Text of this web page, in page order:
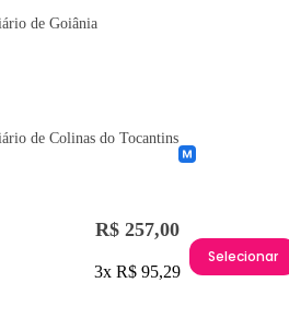
de Goiânia
de Colinas do Tocantins
R$ 257,00
3x R$ 95,29
Selecionar